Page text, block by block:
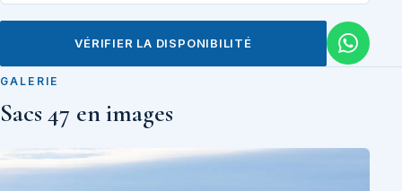
VÉRIFIER LA DISPONIBILITÉ
GALERIE
Sacs 47 en images